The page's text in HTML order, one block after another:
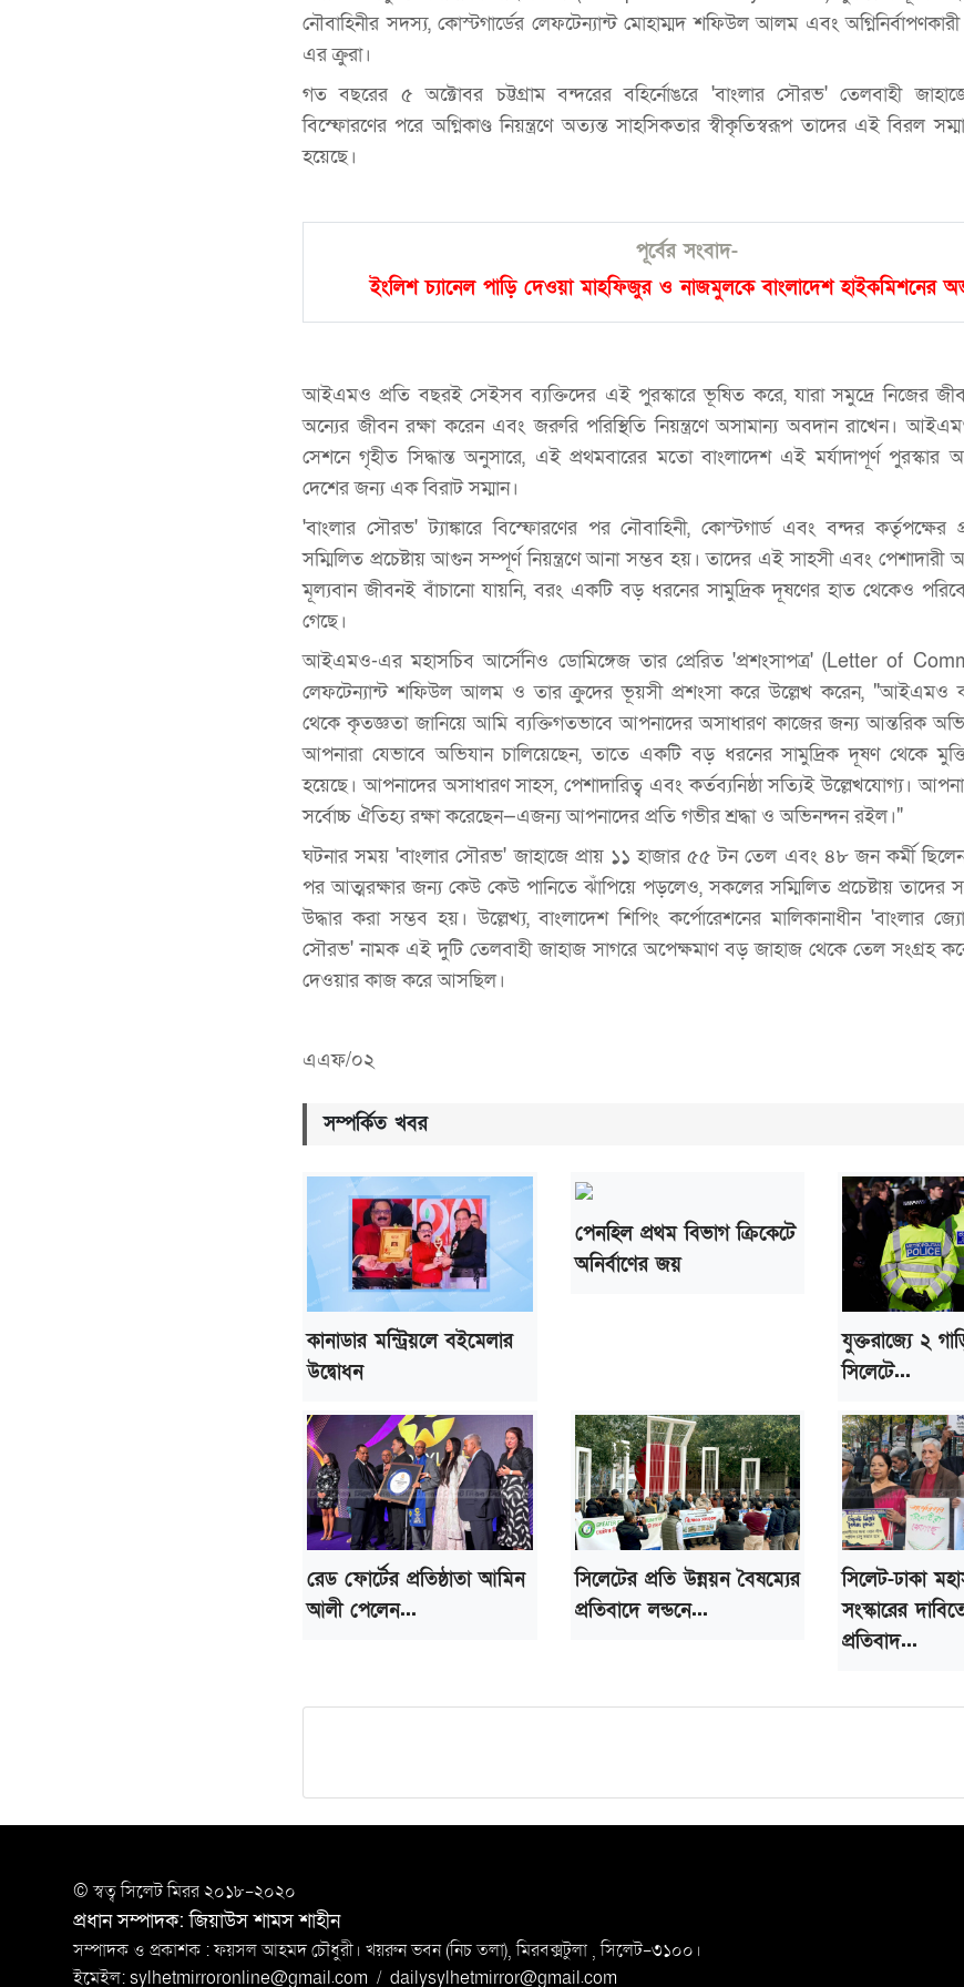
নৌবাহিনীর সদস্য, কোস্টগার্ডের লেফটেন্যান্ট মোহাম্মদ শফিউল আলম এবং অগ্নিনির্বাপণকারী
এর ক্রুরা।
গত বছরের ৫ অক্টোবর চট্টগ্রাম বন্দরের বহির্নোঙরে 'বাংলার সৌরভ' তেলবাহী
বিস্ফোরণের পরে অগ্নিকাণ্ড নিয়ন্ত্রণে অত্যন্ত সাহসিকতার স্বীকৃতিস্বরূপ তাদের এই বিরল
হয়েছে।
পূর্বের সংবাদ-
ইংলিশ চ্যানেল পাড়ি দেওয়া মাহফিজুর ও নাজমুলকে বাংলাদেশ হাইকমিশনের
আইএমও প্রতি বছরই সেইসব ব্যক্তিদের এই পুরস্কারে ভূষিত করে, যারা সমুদ্রে নিজের
অন্যের জীবন রক্ষা করেন এবং জরুরি পরিস্থিতি নিয়ন্ত্রণে অসামান্য অবদান রাখেন।
সেশনে গৃহীত সিদ্ধান্ত অনুসারে, এই প্রথমবারের মতো বাংলাদেশ এই মর্যাদাপূর্ণ পুরস্কার
দেশের জন্য এক বিরাট সম্মান।
'বাংলার সৌরভ' ট্যাঙ্কারে বিস্ফোরণের পর নৌবাহিনী, কোস্টগার্ড এবং বন্দর কর্তৃপক্ষের
সম্মিলিত প্রচেষ্টায় আগুন সম্পূর্ণ নিয়ন্ত্রণে আনা সম্ভব হয়। তাদের এই সাহসী এবং পেশাদারী
মূল্যবান জীবনই বাঁচানো যায়নি, বরং একটি বড় ধরনের সামুদ্রিক দূষণের হাত থেকেও
গেছে।
আইএমও-এর মহাসচিব আর্সেনিও ডোমিঙ্গেজ তার প্রেরিত 'প্রশংসাপত্র' (Letter of
লেফটেন্যান্ট শফিউল আলম ও তার ক্রুদের ভূয়সী প্রশংসা করে উল্লেখ করেন, "আইএমও
থেকে কৃতজ্ঞতা জানিয়ে আমি ব্যক্তিগতভাবে আপনাদের অসাধারণ কাজের জন্য আন্তরিক
আপনারা যেভাবে অভিযান চালিয়েছেন, তাতে একটি বড় ধরনের সামুদ্রিক দূষণ থেকে
হয়েছে। আপনাদের অসাধারণ সাহস, পেশাদারিত্ব এবং কর্তব্যনিষ্ঠা সত্যিই উল্লেখযোগ্য।
সর্বোচ্চ ঐতিহ্য রক্ষা করেছেন—এজন্য আপনাদের প্রতি গভীর শ্রদ্ধা ও অভিনন্দন রইল।"
ঘটনার সময় 'বাংলার সৌরভ' জাহাজে প্রায় ১১ হাজার ৫৫ টন তেল এবং ৪৮ জন কর্মী
পর আত্মরক্ষার জন্য কেউ কেউ পানিতে ঝাঁপিয়ে পড়লেও, সকলের সম্মিলিত প্রচেষ্টায় তাদের
উদ্ধার করা সম্ভব হয়। উল্লেখ্য, বাংলাদেশ শিপিং কর্পোরেশনের মালিকানাধীন 'বাংলার
সৌরভ' নামক এই দুটি তেলবাহী জাহাজ সাগরে অপেক্ষমাণ বড় জাহাজ থেকে তেল সংগ্রহ
দেওয়ার কাজ করে আসছিল।
এএফ/০২
সম্পর্কিত খবর
কানাডার মন্ট্রিয়লে বইমেলার
উদ্বোধন
পেনহিল প্রথম বিভাগ ক্রিকেটে
অনির্বাণের জয়
যুক্তরাজ্যে ২
সিলেটে...
রেড ফোর্টের প্রতিষ্ঠাতা আমিন
আলী পেলেন...
সিলেটের প্রতি উন্নয়ন বৈষম্যের
প্রতিবাদে লন্ডনে...
সিলেট-ঢাকা
সংস্কারের
প্রতিবাদ...
© স্বত্ব সি‌লেট মিরর ২০১৮-২০২০
প্রধান সম্পাদক: জিয়াউস শামস শাহীন
সম্পাদক ও প্রকাশক : ফয়সল আহমদ চৌধুরী। খয়রুন ভবন (নিচ তলা), মিরবক্সটুলা ,সি‌লেট-৩১০০।
ইমেইল:sylhetmirroronline@gmail.com / dailysylhetmirror@gmail.com